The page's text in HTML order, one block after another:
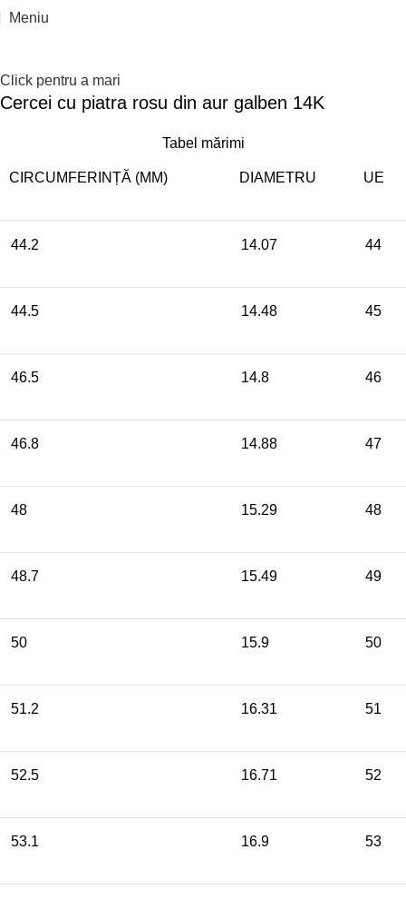
Meniu
Epuizat
Click pentru a mari
Cercei cu piatra rosu din aur galben 14K
Tabel mărimi
CIRCUMFERINȚĂ (MM) DIAMETRU UE
44.2 14.07 44
44.5 14.48 45
46.5 14.8 46
46.8 14.88 47
48 15.29 48
48.7 15.49 49
50 15.9 50
51.2 16.31 51
52.5 16.71 52
53.1 16.9 53